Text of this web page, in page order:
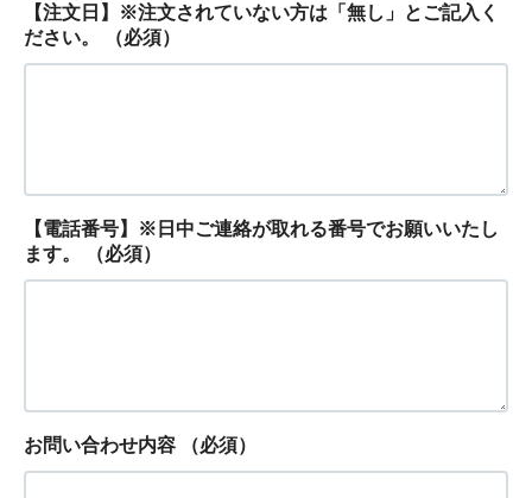
【注文日】※注文されていない方は「無し」とご記入く
ださい。
（必須）
【電話番号】※日中ご連絡が取れる番号でお願いいたし
ます。
（必須）
お問い合わせ内容 （必須）